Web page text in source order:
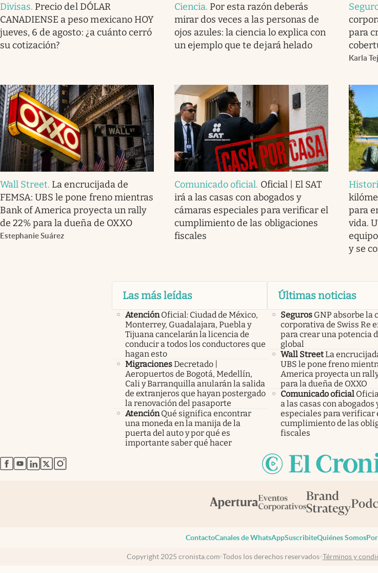
Divisas. Precio del DÓLAR
CANADIENSE a peso mexicano HOY
jueves, 6 de agosto: ¿a cuánto cerró
su cotización?
Ciencia. Por esta razón deberás
mirar dos veces a las personas de
ojos azules: la ciencia lo explica con
un ejemplo que te dejará helado
para
Karla
Wall Street. La encrucijada de
FEMSA: UBS le pone freno mientras
Bank of America proyecta un rally
de 22% para la dueña de OXXO
Estephanie Suárez
Comunicado oficial. Oficial | El SAT
irá a las casas con abogados y
cámaras especiales para verificar el
cumplimiento de las obligaciones
fiscales
para
vida.
y se
Las más leídas
Atención Oficial: Ciudad de México,
Monterrey, Guadalajara, Puebla y
Tijuana cancelarán la licencia de
conducir a todos los conductores que
hagan esto
MigracionesDecretado |
Aeropuertos de Bogotá, Medellín,
Cali y Barranquilla anularán la salida
de extranjeros que hayan postergado
la renovación del pasaporte
Atención Qué significa encontrar
una moneda en la manija de la
puerta del auto y por qué es
importante saber qué hacer
Últimas noticias
Seguros GNP absorbe la
corporativa de Swiss Re
para crear una potencia
global
Wall StreetLa
UBS le pone freno
America proyecta un
para la dueña de OXXO
Comunicado oficial
a las casas con abogados
especiales para verificar
cumplimiento de las
fiscales
abre en nueva pestaña
abre en nueva pestaña
abre en nueva pestaña
abre en nueva pestaña
abre en nueva pestaña
ContactoCanales de WhatsAppSuscribiteQuiénes Somos
Copyright 2025 cronista.com Todos los derechos reservados Términos y